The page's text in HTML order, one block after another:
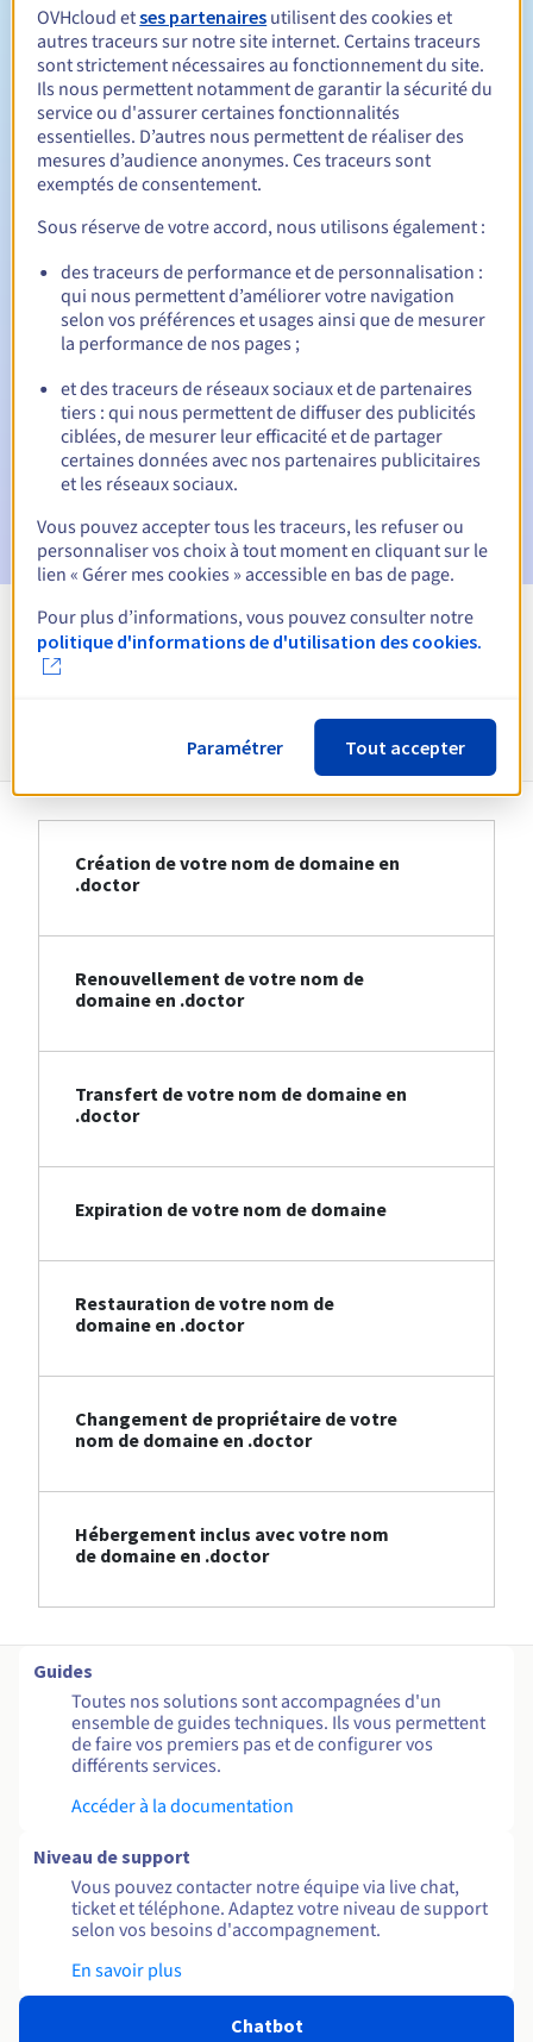
Durée de réservation Entre 1 et 10 ans
Durée de renouvellement Entre 1 et 10 ans
Notifications automatiques :
E-mails d'avertissement :60, 30, 15, 7 et 3 jours avant la
E-mail le jour de l'expirationpour notification de la
suspension du nom de domaine
E-mail après la période de grâce de rédemption
notification de la suppression du nom de domaine
Voir toutes les extensions
Informations sur le .doctor
Création de votre nom de domaine en
.doctor
Renouvellement de votre nom de
domaine en .doctor
Transfert de votre nom de domaine en
.doctor
Expiration de votre nom de domaine
Restauration de votre nom de
domaine en .doctor
Changement de propriétaire de votre
nom de domaine en .doctor
Hébergement inclus avec votre nom
de domaine en .doctor
Guides
Toutes nos solutions sont accompagnées d'un
ensemble de guides techniques. Ils vous permettent
de faire vos premiers pas et de configurer vos
différents services.
Accéder à la documentation
Niveau de support
Vous pouvez contacter notre équipe via live chat,
ticket et téléphone. Adaptez votre niveau de support
selon vos besoins d'accompagnement.
En savoir plus
Chatbot
OVHcloud etses partenaires utilisent des cookies et
autres traceurs sur notre site internet. Certains traceurs
sont strictement nécessaires au fonctionnement du site.
Ils nous permettent notamment de garantir la sécurité du
service ou d'assurer certaines fonctionnalités
essentielles. D’autres nous permettent de réaliser des
mesures d’audience anonymes. Ces traceurs sont
exemptés de consentement.
Sous réserve de votre accord, nous utilisons également :
des traceurs de performance et de personnalisation :
qui nous permettent d’améliorer votre navigation
selon vos préférences et usages ainsi que de mesurer
la performance de nos pages ;
et des traceurs de réseaux sociaux et de partenaires
tiers : qui nous permettent de diffuser des publicités
ciblées, de mesurer leur efficacité et de partager
certaines données avec nos partenaires publicitaires
et les réseaux sociaux.
Vous pouvez accepter tous les traceurs, les refuser ou
personnaliser vos choix à tout moment en cliquant sur le
lien « Gérer mes cookies » accessible en bas de page.
Pour plus d’informations, vous pouvez consulter notre
politique d'informations de d'utilisation des cookies.
Paramétrer Tout accepter